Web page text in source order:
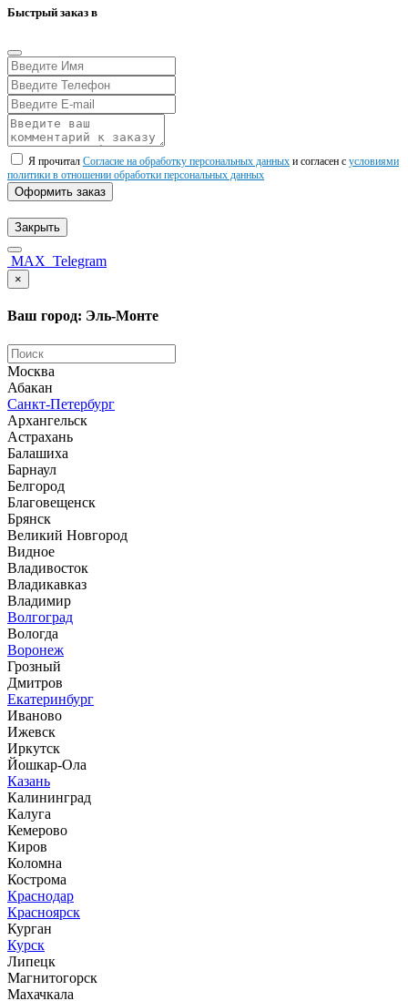
Быстрый заказ в
Я прочитал Согласие на обработку персональных данных и согласен с условиями
политики в отношении обработки персональных данных
Оформить заказ
Закрыть
MAX Telegram
×
Ваш город: Эль-Монте
Москва
Абакан
Санкт-Петербург
Архангельск
Астрахань
Балашиха
Барнаул
Белгород
Благовещенск
Брянск
Великий Новгород
Видное
Владивосток
Владикавказ
Владимир
Волгоград
Вологда
Воронеж
Грозный
Дмитров
Екатеринбург
Иваново
Ижевск
Иркутск
Йошкар-Ола
Казань
Калининград
Калуга
Кемерово
Киров
Коломна
Кострома
Краснодар
Красноярск
Курган
Курск
Липецк
Магнитогорск
Махачкала